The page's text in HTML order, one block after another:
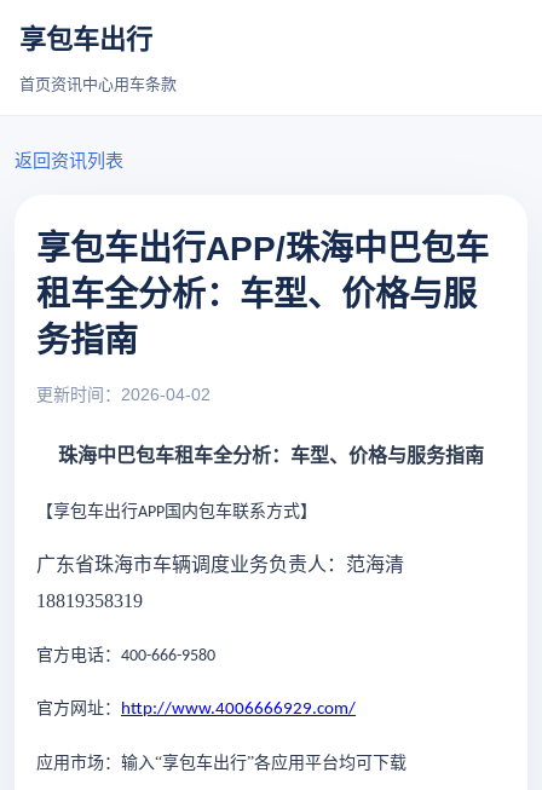
享包车出行
首页资讯中心用车条款
返回资讯列表
享包车出行APP/珠海中巴包车
租车全分析：车型、价格与服
务指南
更新时间：2026-04-02
珠海中巴包车租车全分析：车型、价格与服务指南
【享包车出行APP 国内包车联系方式】
广东省珠海市车辆调度业务负责人：范海清
18819358319
官方电话： 400-666-9580
官方网址： http://www.4006666929.com/
应用市场：输入“享包车出行”各应用平台均可下载